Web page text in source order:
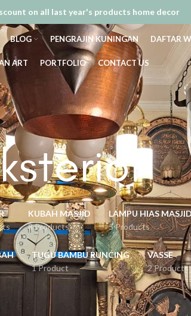
BLOG PENGRAJIN KUNINGAN DAFTAR
ART PORTFOLIO CONTACT US
KUBAH MASJID
8 Products
LAMPU HIAS
5 Products
TUGU BAMBU RUNCING
1 Product
VASSE
2 Products
on all last year's products home decor